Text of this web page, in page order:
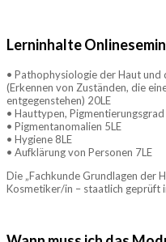
Lerninhalte
• Pathophysiologie der Haut und
(Erkennen von Zuständen, die
entgegenstehen) 20LE
• Hauttypen, Pigmentierungsgrad
• Pigmentanomalien 5LE
• Hygiene 8LE
• Aufklärung von Personen 7LE
Die „Fachkunde Grundlagen der
Kosmetiker/in – staatlich geprüft